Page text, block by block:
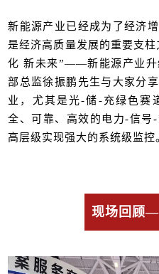
新能源产业已经成为了经济
是经济高质量发展的重要支
化 新未来”——新能源产业升
部总监徐振鹏先生与大家分
业，尤其是光-储-充绿色赛
全、可靠、高效的电力-信号
高层级实现强大的系统级监控
现场回顾